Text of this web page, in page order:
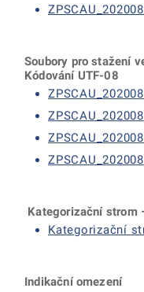
Soubory pro stažení
Kódování UTF-08
Kategorizační strom
Kategorizační
Indikační omezení